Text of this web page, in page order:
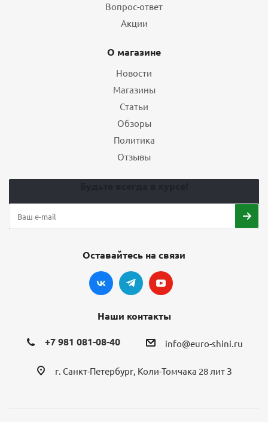
Вопрос-ответ
Акции
О магазине
Новости
Магазины
Статьи
Обзоры
Политика
Отзывы
Оставайтесь на связи
Наши контакты
+7 981 081-08-40 info@euro-shini.ru
г. Санкт-Петербург, Коли-Томчака 28 лит З